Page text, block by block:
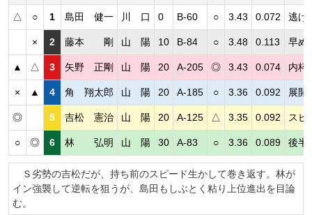
△ ○ 1 島田 健一 川 口 0 B-60 ○ 3.43 0.072 逃げ
× 2 藤本 剛 山 陽 10 B-84 ○ 3.48 0.113 早め
▲ △ 3 矢野 正剛 山 陽 20 A-205 ◎ 3.43 0.074 内枠
× ▲ 4 角 翔太郎 山 陽 20 A-185 ○ 3.36 0.092 展開
◎ 5 吉松 憲治 山 陽 20 A-125 △ 3.35 0.092 スピ
○ ◎ 6 林 弘明 山 陽 30 A-83 ○ 3.36 0.089 後半
Ｓ劣勢の吉松だが、持ち前のスピード生かして巻き返す。林が
イン強襲して逆転を狙うが、島田もしぶとく粘り上位進出を目論
む。